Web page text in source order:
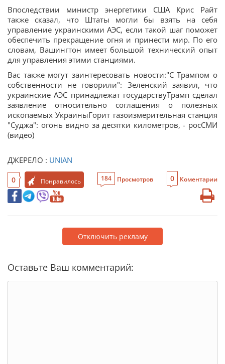
Впоследствии министр энергетики США Крис Райт
также сказал, что Штаты могли бы взять на себя
управление украинскими АЭС, если такой шаг поможет
обеспечить прекращение огня и принести мир. По его
словам, Вашингтон имеет большой технический опыт
для управления этими станциями.
Вас также могут заинтересовать новости:"С Трампом о
собственности не говорили": Зеленский заявил, что
украинские АЭС принадлежат государствуТрамп сделал
заявление относительно соглашения о полезных
ископаемых УкраиныГорит газоизмерительная станция
"Суджа": огонь видно за десятки километров, - росСМИ
(видео)
ДЖЕРЕЛО : UNIAN
0 Понравилось 184 Просмотров 0 Коментарии
Отключить рекламу
Оставьте Ваш комментарий: